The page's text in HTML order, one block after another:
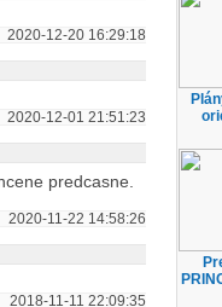
2020-12-20 16:29:18
2020-12-01 21:51:23
predcasne.
2020-11-22 14:58:26
2018-11-11 22:09:35